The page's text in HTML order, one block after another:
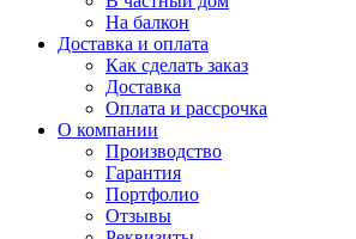
На балкон
Доставка и оплата
Как сделать заказ
Доставка
Оплата и рассрочка
О компании
Производство
Гарантия
Портфолио
Отзывы